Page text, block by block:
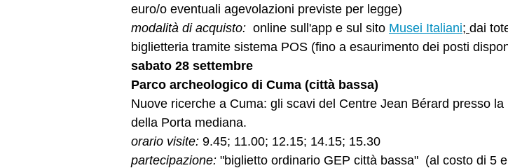
euro/o eventuali agevolazioni previste per legge)
modalità di acquisto: online sull'app e sul sito Musei Italiani; dai
biglietteria tramite sistema POS (fino a esaurimento dei posti
sabato 28 settembre
Parco archeologico di Cuma (città bassa)
Nuove ricerche a Cuma: gli scavi del Centre Jean Bérard presso la
della Porta mediana.
orario visite: 9.45; 11.00; 12.15; 14.15; 15.30
partecipazione: "biglietto ordinario GEP città bassa" (al costo di 5